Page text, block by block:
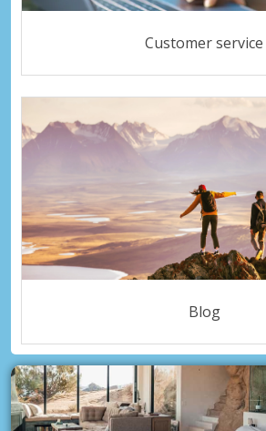
Customer service
Blog